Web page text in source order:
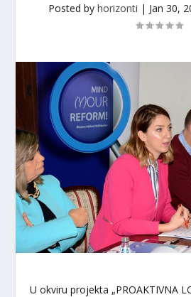
Posted by horizonti | Jan 30,
U okviru projekta „PROAKTIVNA